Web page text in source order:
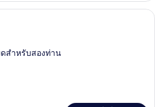
ห้องซูพีเรีย, หลายเตียง | เครื่องนอน
ดสำหรับสองท่าน